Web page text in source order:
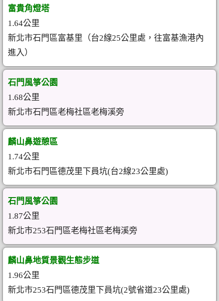
富貴角燈塔
1.64公里
新北市石門區富基里（台2線25公里處，往富基漁港內
進入）
石門風箏公園
1.68公里
新北市石門區老梅社區老梅溪旁
麟山鼻遊憩區
1.74公里
新北市石門區德茂里下員坑(台2線23公里處)
石門風箏公園
1.87公里
新北市253石門區老梅社區老梅溪旁
麟山鼻地質景觀生態步道
1.96公里
新北市253石門區德茂里下員坑(2號省道23公里處)